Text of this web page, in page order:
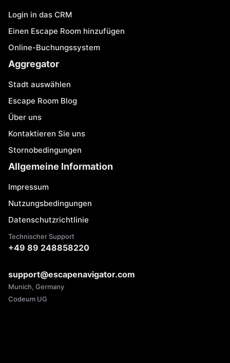
Login in das CRM
Einen Escape Room hinzufügen
Online-Buchungssystem
Aggregator
Stadt auswählen
Escape Room Blog
Über uns
Kontaktieren Sie uns
Stornobedingungen
Allgemeine Information
Impressum
Nutzungsbedingungen
Datenschutzrichtlinie
Technischer Support
+49 89 248858220
support@escapenavigator.com
Munich, Germany
Codeum UG